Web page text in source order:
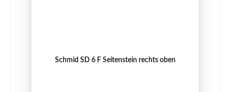
Schmid SD 6 F Seitenstein rechts oben